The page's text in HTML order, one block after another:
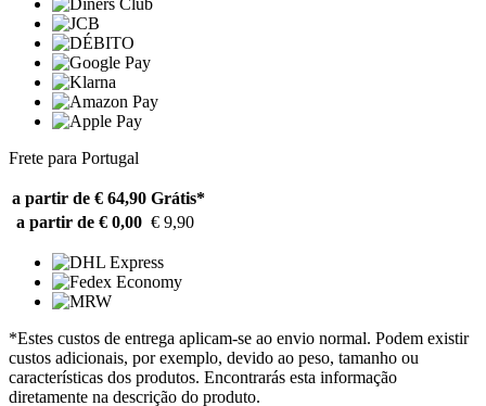
Frete para Portugal
a partir de € 64,90 Grátis*
a partir de € 0,00 € 9,90
*Estes custos de entrega aplicam-se ao envio normal. Podem existir
custos adicionais, por exemplo, devido ao peso, tamanho ou
características dos produtos. Encontrarás esta informação
diretamente na descrição do produto.